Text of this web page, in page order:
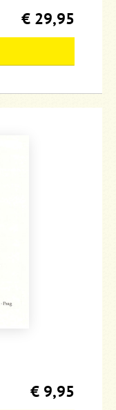
€ 29,95
€ 9,95